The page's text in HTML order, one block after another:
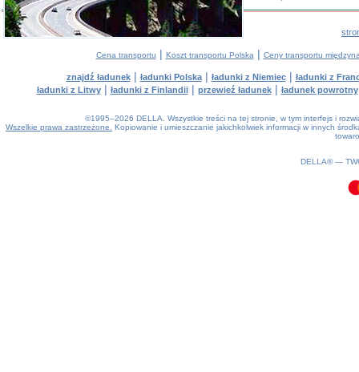
Cena transportu | Koszt transportu Polska | Ceny transportu
znajdź ładunek| ładunki Polska| ładunki z Niemiec| ładunki z
ładunki z Litwy| ładunki z Finlandii| przewieź ładunek| ładunek powrotny
©1995–2026 DELLA. Wszystkie treści na tej stronie, w tym interfejs i
Wszelkie prawa zastrzeżone.
Kopiowanie i umieszczanie jakichkolwiek informacji w innych
DELLA® —